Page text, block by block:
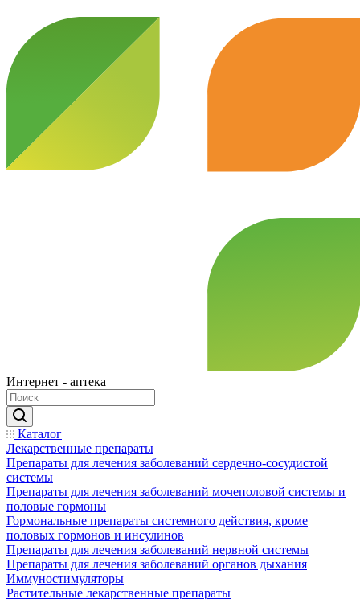
Интернет - аптека
Каталог
Лекарственные препараты
Препараты для лечения заболеваний сердечно-сосудистой
системы
Препараты для лечения заболеваний мочеполовой системы и
половые гормоны
Гормональные препараты системного действия, кроме
половых гормонов и инсулинов
Препараты для лечения заболеваний нервной системы
Препараты для лечения заболеваний органов дыхания
Иммуностимуляторы
Растительные лекарственные препараты